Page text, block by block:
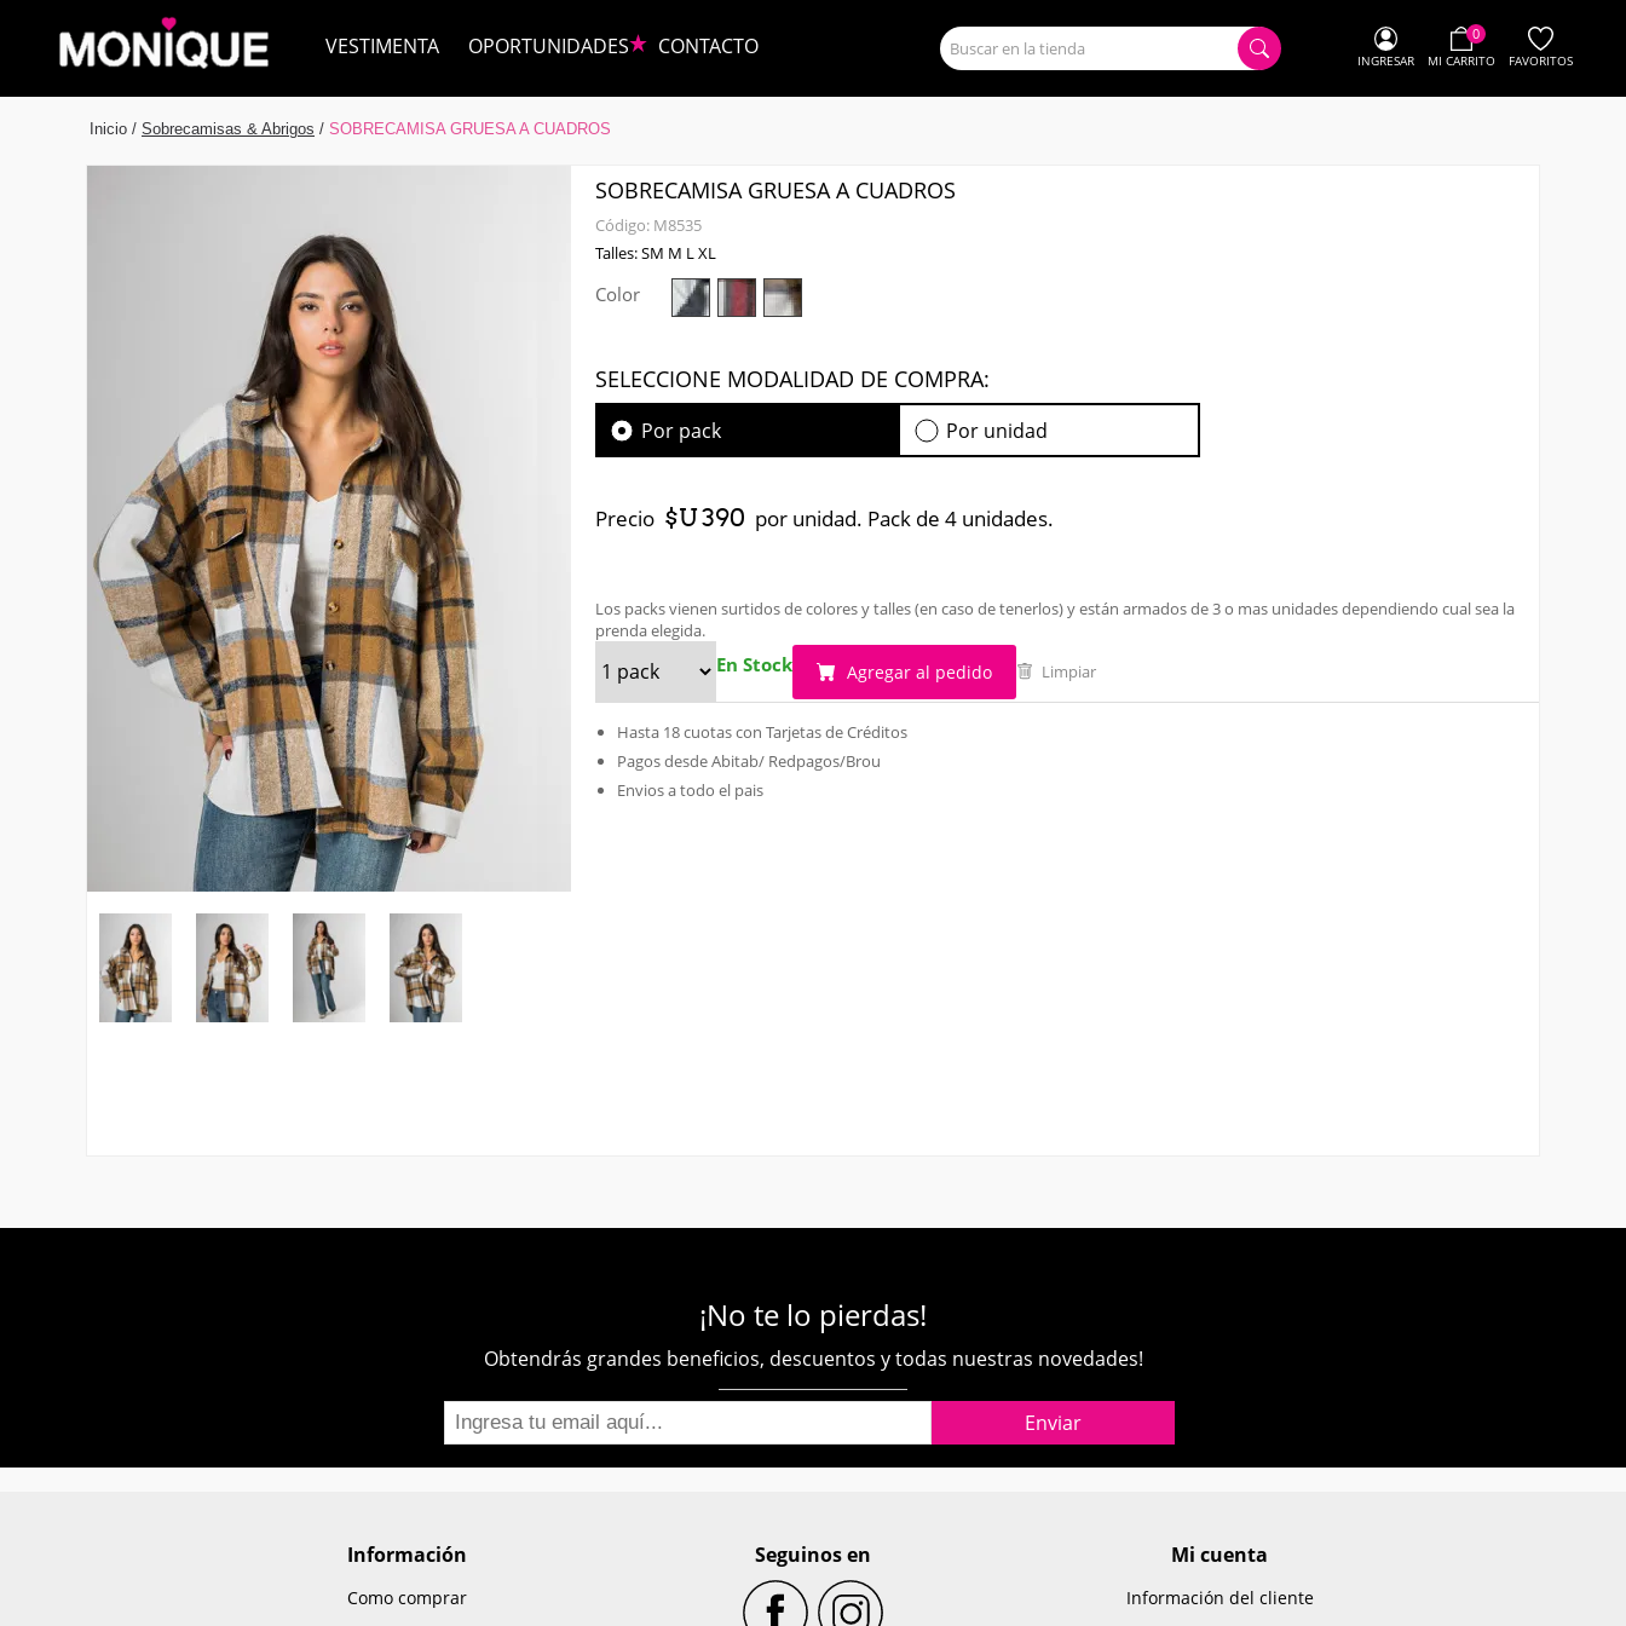
0
MI CARRITO FAVORITOS
INGRESAR
VESTIMENTA OPORTUNIDADES CONTACTO
Inicio / Sobrecamisas & Abrigos / SOBRECAMISA GRUESA A CUADROS
SOBRECAMISA GRUESA A CUADROS
Código: M8535
Talles: SM M L XL
Color
SELECCIONE MODALIDAD DE COMPRA:
Por pack Por unidad
Precio $U 390 por unidad. Pack de 4 unidades.
Los packs vienen surtidos de colores y talles (en caso de tenerlos) y están armados de 3 o mas unidades dependiendo cual sea la
prenda elegida.
En Stock Agregar al pedido Limpiar
Hasta 18 cuotas con Tarjetas de Créditos
Pagos desde Abitab/ Redpagos/Brou
Envios a todo el pais
¡No te lo pierdas!
Obtendrás grandes beneficios, descuentos y todas nuestras novedades!
Información
Como comprar
Seguinos en Mi cuenta
Información del cliente